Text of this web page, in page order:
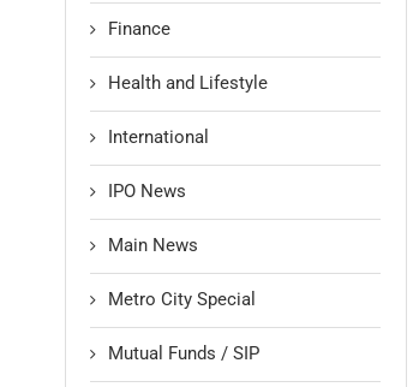
Finance
Health and Lifestyle
International
IPO News
Main News
Metro City Special
Mutual Funds / SIP